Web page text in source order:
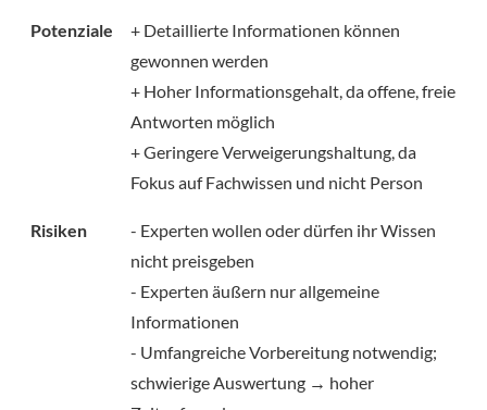
Potenziale
+ Detaillierte Informationen können
gewonnen werden
+ Hoher Informationsgehalt, da offene, freie
Antworten möglich
+ Geringere Verweigerungshaltung, da
Fokus auf Fachwissen und nicht Person
Risiken
- Experten wollen oder dürfen ihr Wissen
nicht preisgeben
- Experten äußern nur allgemeine
Informationen
- Umfangreiche Vorbereitung notwendig;
schwierige Auswertung → hoher